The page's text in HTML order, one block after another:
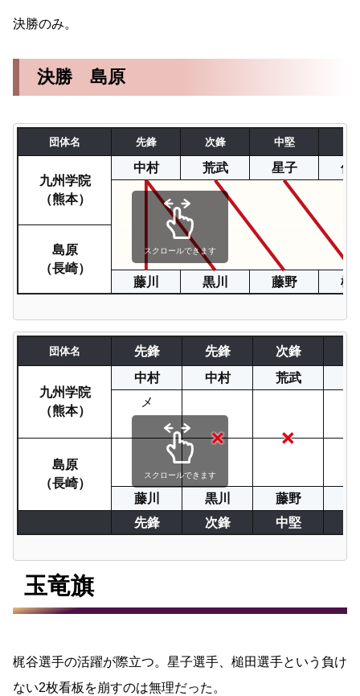
決勝のみ。
決勝 島原
団体名 先鋒 次鋒 中堅
九州学院
（熊本）
中村 荒武 星子 佐
島原
（長崎）
藤川 黒川 藤野 松
スクロールできます
団体名 先鋒 先鋒 次鋒
九州学院
（熊本）
中村 中村 荒武
メ
島原
（長崎）
藤川
黒川 藤野
先鋒
次鋒 中堅
スクロールできます
玉竜旗
梶谷選手の活躍が際立つ。星子選手、槌田選手という負け
ない2枚看板を崩すのは無理だった。